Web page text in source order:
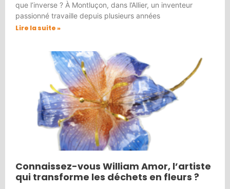
que l’inverse ? À Montluçon, dans l’Allier, un inventeur
passionné travaille depuis plusieurs années
Lire la suite »
Connaissez-vous William Amor, l’artiste
qui transforme les déchets en fleurs ?